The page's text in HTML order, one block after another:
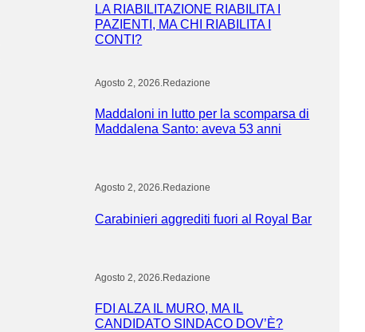
LA RIABILITAZIONE RIABILITA I
PAZIENTI, MA CHI RIABILITA I
CONTI?
Agosto 2, 2026 Redazione
Maddaloni in lutto per la scomparsa di
Maddalena Santo: aveva 53 anni
Agosto 2, 2026.Redazione
Carabinieri aggrediti fuori al Royal Bar
Agosto 2, 2026 Redazione
FDI ALZA IL MURO, MA IL
CANDIDATO SINDACO DOV’È?